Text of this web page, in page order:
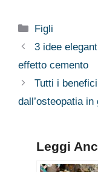
Categorie
Figli
3 idee
effetto cemento
Tutti i
dall’osteopatia
Leggi